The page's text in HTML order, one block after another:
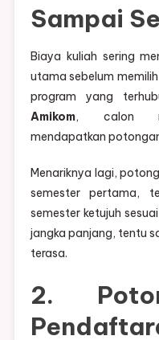
Sampai
Biaya kuliah sering
utama sebelum
program yang
Amikom, calon
mendapatkan
Menariknya lagi,
semester pertama,
semester ketujuh
jangka panjang, tentu
terasa.
2.